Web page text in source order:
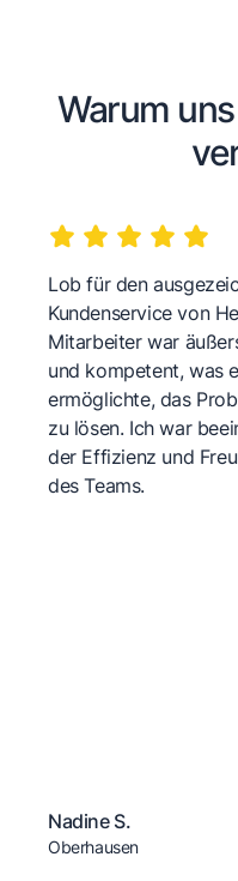
Warum
Lob für den
Kundenservice von
Mitarbeiter war
und kompetent, was
ermöglichte, das
zu lösen. Ich war
der Effizienz und
des Teams.
Nadine S.
Oberhausen